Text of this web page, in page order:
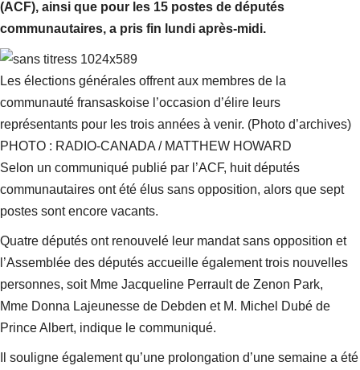
(ACF), ainsi que pour les 15 postes de députés
communautaires, a pris fin lundi après-midi.
Les élections générales offrent aux membres de la
communauté fransaskoise l’occasion d’élire leurs
représentants pour les trois années à venir. (Photo d’archives)
PHOTO : RADIO-CANADA / MATTHEW HOWARD
Selon un communiqué publié par l’ACF, huit députés
communautaires ont été élus sans opposition, alors que sept
postes sont encore vacants.
Quatre députés ont renouvelé leur mandat sans opposition et
l’Assemblée des députés accueille également trois nouvelles
personnes, soit Mme Jacqueline Perrault de Zenon Park,
Mme Donna Lajeunesse de Debden et M. Michel Dubé de
Prince Albert, indique le communiqué.
Il souligne également qu’une prolongation d’une semaine a été